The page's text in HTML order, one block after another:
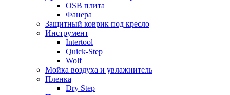
OSB плита
Фанера
Защитный коврик под кресло
Инструмент
Intertool
Quick-Step
Wolf
Мойка воздуха и увлажнитель
Пленка
Dry Step